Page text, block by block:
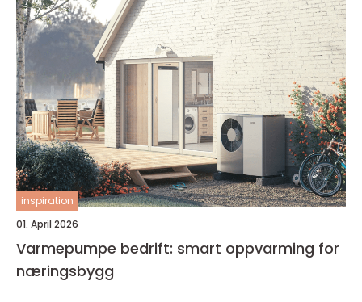
inspiration
01. April 2026
Varmepumpe bedrift: smart oppvarming for
næringsbygg